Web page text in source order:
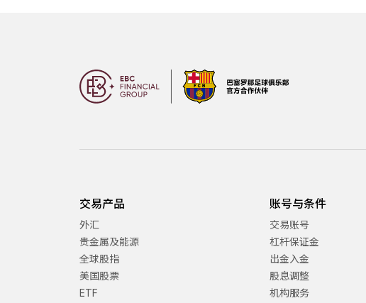
交易产品
外汇
贵金属及能源
全球股指
美国股票
ETF
账号与条件
交易账号
杠杆保证金
出金入金
股息调整
机构服务